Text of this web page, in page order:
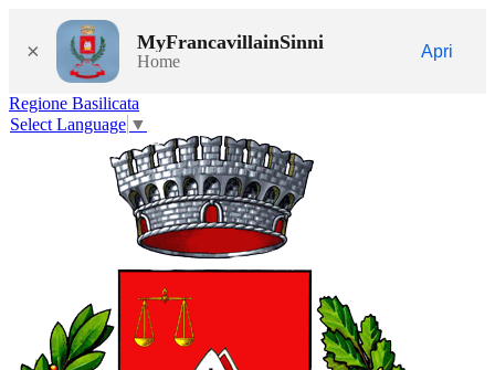
× MyFrancavillainSinni
Home
Apri
Regione Basilicata
Select Language ▼